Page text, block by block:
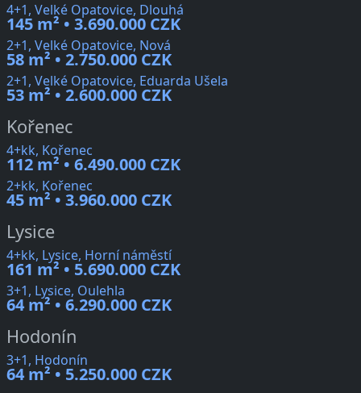
4+1, Velké Opatovice, Dlouhá
145 m² • 3.690.000 CZK
2+1, Velké Opatovice, Nová
58 m² • 2.750.000 CZK
2+1, Velké Opatovice, Eduarda Ušela
53 m² • 2.600.000 CZK
Kořenec
4+kk, Kořenec
112 m² • 6.490.000 CZK
2+kk, Kořenec
45 m² • 3.960.000 CZK
Lysice
4+kk, Lysice, Horní náměstí
161 m² • 5.690.000 CZK
3+1, Lysice, Oulehla
64 m² • 6.290.000 CZK
Hodonín
3+1, Hodonín
64 m² • 5.250.000 CZK